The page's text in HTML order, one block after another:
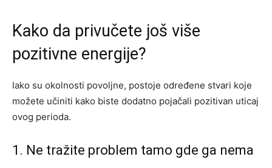
Kako da privučete još više
pozitivne energije?
Iako su okolnosti povoljne, postoje određene stvari koje
možete učiniti kako biste dodatno pojačali pozitivan uticaj
ovog perioda.
1. Ne tražite problem tamo gde ga nema